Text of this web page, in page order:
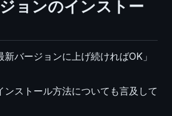
ョンのインストー
バージョンに上げ続ければOK」
ンストール方法についても言及して